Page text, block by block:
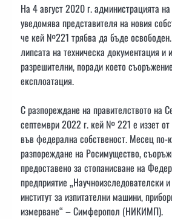
На 4 август 2020 г. администрацията
уведомява представителя на новия
че кей №221 трябва да бъде
липсата на техническа документация и
разрешителни, поради което
експлоатация.
С разпореждане на правителството на
септември 2022 г. кей № 221 е иззет
във федерална собственост. Месец по-
разпореждане на Росимущество,
предоставено за стопанисване на
предприятие „Научноизследователски
институт за изпитателни машини,
измерване“ – Симферопол (НИКИМП).